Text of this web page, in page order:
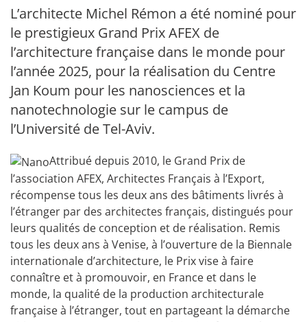
L’architecte Michel Rémon a été nominé pour
le prestigieux Grand Prix AFEX de
l’architecture française dans le monde pour
l’année 2025, pour la réalisation du Centre
Jan Koum pour les nanosciences et la
nanotechnologie sur le campus de
l’Université de Tel-Aviv.
Attribué depuis 2010, le Grand Prix de
l’association AFEX, Architectes Français à l’Export,
récompense tous les deux ans des bâtiments livrés à
l’étranger par des architectes français, distingués pour
leurs qualités de conception et de réalisation. Remis
tous les deux ans à Venise, à l’ouverture de la Biennale
internationale d’architecture, le Prix vise à faire
connaître et à promouvoir, en France et dans le
monde, la qualité de la production architecturale
française à l’étranger, tout en partageant la démarche